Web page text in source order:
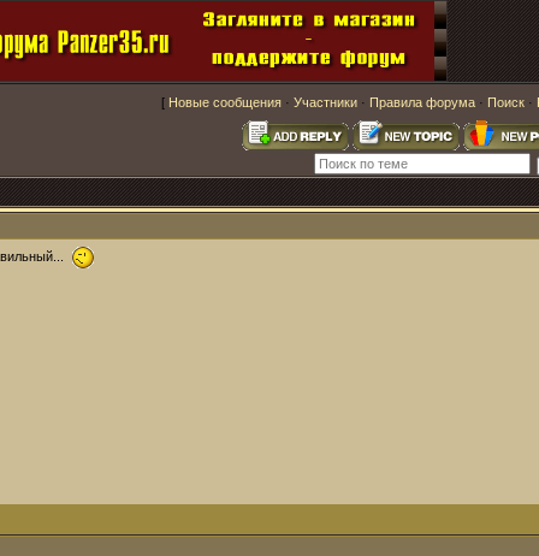
[ Новые сообщения · Участники · Правила форума · Поиск ·